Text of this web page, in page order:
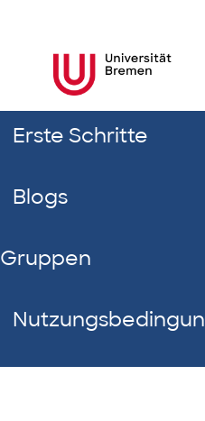
Erste Schritte
Blogs
Gruppen